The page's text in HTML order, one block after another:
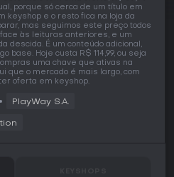
porque só cerca de um título em
keyshop e o resto fica na loja da
mas seguimos este preço todos
às leituras anteriores, e um
descida. É um conteúdo adicional,
base. Hoje custa R$ 114,99, ou seja
uma chave que ativas na
que o mercado é mais largo, com
oferta em keyshop.
PlayWay S.A.